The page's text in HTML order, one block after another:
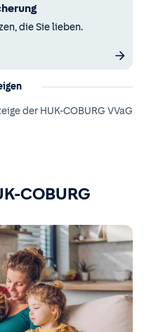
die Sie lieben.
der HUK-COBURG VVaG
COBURG